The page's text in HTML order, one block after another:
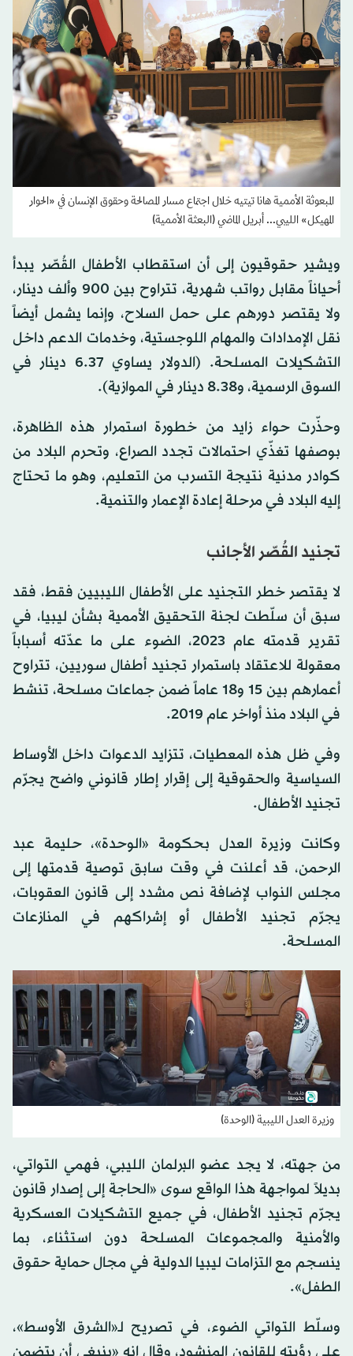
المبعوثة الأممية هانا تيتيه خلال اجتماع مسار المصالحة وحقوق الإنسان في «الحوار
المهيكل» الليبي... أبريل الماضي (البعثة الأممية)
ويشير حقوقيون إلى أن استقطاب الأطفال القُصّر يبدأ
أحياناً مقابل رواتب شهرية، تتراوح بين 900 وألف دينار،
ولا يقتصر دورهم على حمل السلاح، وإنما يشمل أيضاً
نقل الإمدادات والمهام اللوجستية، وخدمات الدعم داخل
التشكيلات المسلحة. (الدولار يساوي 6.37 دينار في
السوق الرسمية، و8.38 دينار في الموازية).
وحذّرت حواء زايد من خطورة استمرار هذه الظاهرة،
بوصفها تغذّي احتمالات تجدد الصراع، وتحرم البلاد من
كوادر مدنية نتيجة التسرب من التعليم، وهو ما تحتاج
إليه البلاد في مرحلة إعادة الإعمار والتنمية.
تجنيد القُصّر الأجانب
لا يقتصر خطر التجنيد على الأطفال الليبيين فقط، فقد
سبق أن سلّطت لجنة التحقيق الأممية بشأن ليبيا، في
تقرير قدمته عام 2023، الضوء على ما عدّته أسباباً
معقولة للاعتقاد باستمرار تجنيد أطفال سوريين، تتراوح
أعمارهم بين 15 و18 عاماً ضمن جماعات مسلحة، تنشط
في البلاد منذ أواخر عام 2019.
وفي ظل هذه المعطيات، تتزايد الدعوات داخل الأوساط
السياسية والحقوقية إلى إقرار إطار قانوني واضح يجرّم
تجنيد الأطفال.
وكانت وزيرة العدل بحكومة «الوحدة»، حليمة عبد
الرحمن، قد أعلنت في وقت سابق توصية قدمتها إلى
مجلس النواب لإضافة نص مشدد إلى قانون العقوبات،
يجرّم تجنيد الأطفال أو إشراكهم في المنازعات
المسلحة.
وزيرة العدل الليبية (الوحدة)
من جهته، لا يجد عضو البرلمان الليبي، فهمي التواتي،
بديلاً لمواجهة هذا الواقع سوى «الحاجة إلى إصدار قانون
يجرّم تجنيد الأطفال، في جميع التشكيلات العسكرية
والأمنية والمجموعات المسلحة دون استثناء، بما
ينسجم مع التزامات ليبيا الدولية في مجال حماية حقوق
الطفل».
وسلّط التواتي الضوء، في تصريح لـ«الشرق الأوسط»،